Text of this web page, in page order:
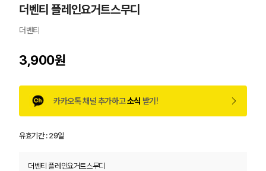
더벤티 플레인요거트스무디
더벤티
3,900원
카카오톡 채널 추가하고소식 받기!
유효기간 :29일
더벤티 플레인요거트스무디